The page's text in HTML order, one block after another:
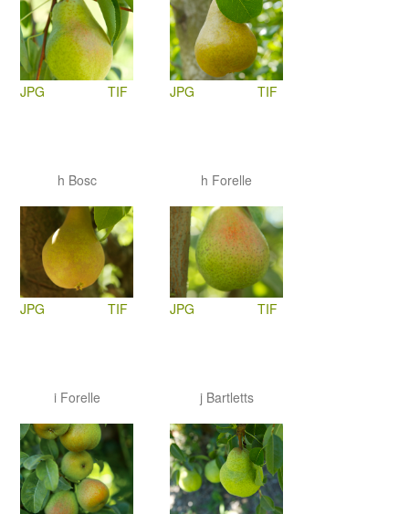
JPG TIF JPG TIF
h Bosc
JPG TIF
h Forelle
JPG TIF
i Forelle j Bartletts